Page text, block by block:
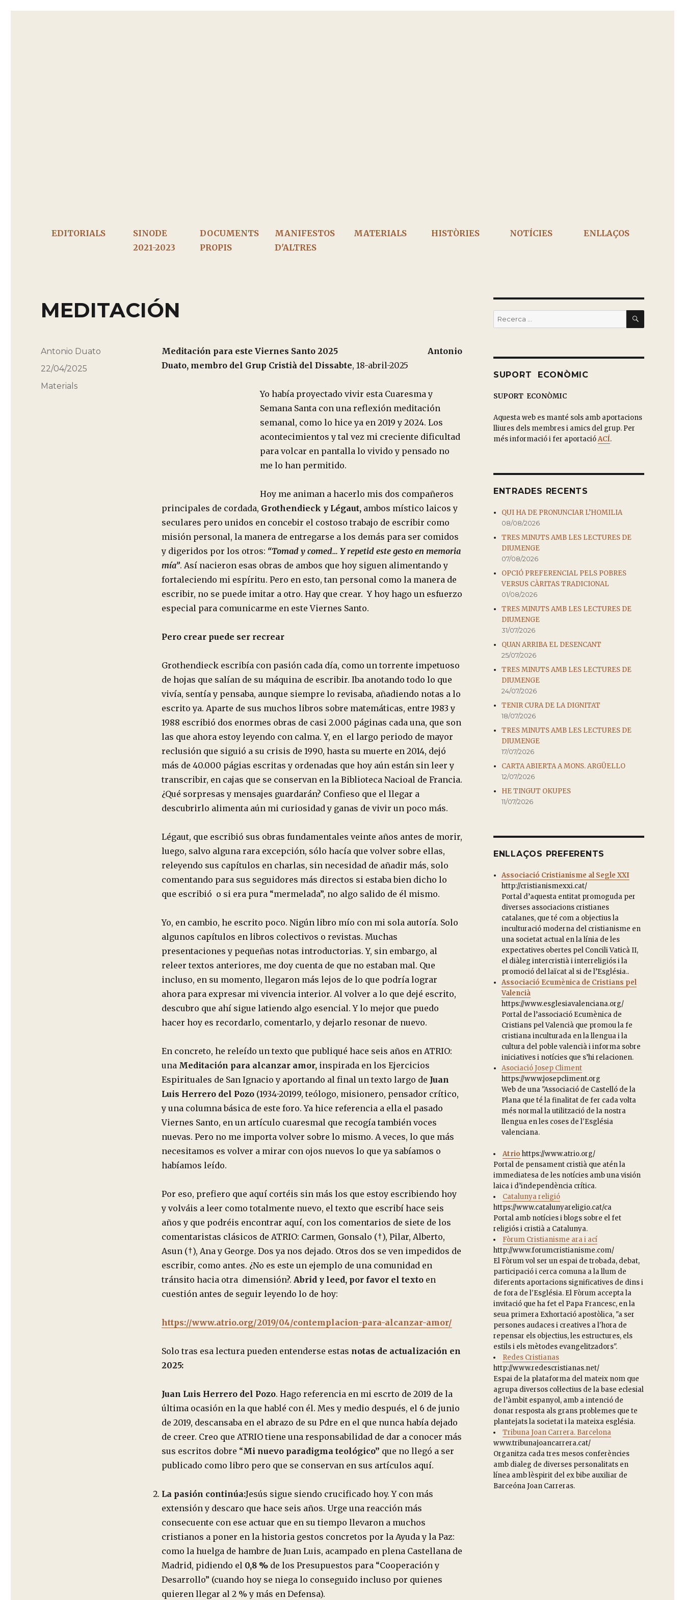
EDITORIALS
SINODE
2021-2023
DOCUMENTS
PROPIS
MANIFESTOS
D'ALTRES
MATERIALS HISTÒRIES NOTÍCIES ENLLAÇOS
MEDITACIÓN
Meditación para este Viernes Santo 2025 Antonio
Duato, membro del Grup Cristià del Dissabte, 18-abril-2025
Yo había proyectado vivir esta Cuaresma y
Semana Santa con una reflexión meditación
semanal, como lo hice ya en 2019 y 2024. Los
acontecimientos y tal vez mi creciente dificultad
para volcar en pantalla lo vivido y pensado no
me lo han permitido.
Hoy me animan a hacerlo mis dos compañeros
principales de cordada, Grothendieck y Légaut,ambos místico laicos y
seculares pero unidos en concebir el costoso trabajo de escribir como
misión personal, la manera de entregarse a los demás para ser comidos
y digeridos por los otros: “Tomad y comed… Y repetid este gesto en memoria
mía”. Así nacieron esas obras de ambos que hoy siguen alimentando y
fortaleciendo mi espíritu. Pero en esto, tan personal como la manera de
escribir, no se puede imitar a otro. Hay que crear. Y hoy hago un esfuerzo
especial para comunicarme en este Viernes Santo.
Pero crear puede ser recrear
Grothendieck escribía con pasión cada día, como un torrente impetuoso
de hojas que salían de su máquina de escribir. Iba anotando todo lo que
vivía, sentía y pensaba, aunque siempre lo revisaba, añadiendo notas a lo
escrito ya. Aparte de sus muchos libros sobre matemáticas, entre 1983 y
1988 escribió dos enormes obras de casi 2.000 páginas cada una, que son
las que ahora estoy leyendo con calma. Y, en el largo periodo de mayor
reclusión que siguió a su crisis de 1990, hasta su muerte en 2014, dejó
más de 40.000 págias escritas y ordenadas que hoy aún están sin leer y
transcribir, en cajas que se conservan en la Biblioteca Nacioal de Francia.
¿Qué sorpresas y mensajes guardarán? Confieso que el llegar a
descubrirlo alimenta aún mi curiosidad y ganas de vivir un poco más.
Légaut, que escribió sus obras fundamentales veinte años antes de morir,
luego, salvo alguna rara excepción, sólo hacía que volver sobre ellas,
releyendo sus capítulos en charlas, sin necesidad de añadir más, solo
comentando para sus seguidores más directos si estaba bien dicho lo
que escribió o si era pura “mermelada”, no algo salido de él mismo.
Yo, en cambio, he escrito poco. Nigún libro mío con mi sola autoría. Solo
algunos capítulos en libros colectivos o revistas. Muchas
presentaciones y pequeñas notas introductorias. Y, sin embargo, al
releer textos anteriores, me doy cuenta de que no estaban mal. Que
incluso, en su momento, llegaron más lejos de lo que podría lograr
ahora para expresar mi vivencia interior. Al volver a lo que dejé escrito,
descubro que ahí sigue latiendo algo esencial. Y lo mejor que puedo
hacer hoy es recordarlo, comentarlo, y dejarlo resonar de nuevo.
En concreto, he releído un texto que publiqué hace seis años en ATRIO:
una Meditación para alcanzar amor,inspirada en los Ejercicios
Espirituales de San Ignacio y aportando al final un texto largo de Juan
Luis Herrero del Pozo(1934-20199, teólogo, misionero, pensador crítico,
y una columna básica de este foro. Ya hice referencia a ella el pasado
Viernes Santo, en un artículo cuaresmal que recogía también voces
nuevas. Pero no me importa volver sobre lo mismo. A veces, lo que más
necesitamos es volver a mirar con ojos nuevos lo que ya sabíamos o
habíamos leído.
Por eso, prefiero que aquí cortéis sin más los que estoy escribiendo hoy
y volváis a leer como totalmente nuevo, el texto que escribí hace seis
años y que podréis encontrar aquí, con los comentarios de siete de los
comentaristas clásicos de ATRIO: Carmen, Gonsalo (†), Pilar, Alberto,
Asun (†), Ana y George. Dos ya nos dejado. Otros dos se ven impedidos de
escribir, como antes. ¿No es este un ejemplo de una comunidad en
tránsito hacia otra dimensión?. Abrid y leed, por favor el textoen
cuestión antes de seguir leyendo lo de hoy:
https://www.atrio.org/2019/04/contemplacion-para-alcanzar-amor/
Solo tras esa lectura pueden entenderse estas notas de actualización en
2025:
Juan Luis Herrero del Pozo. Hago referencia en mi escrto de 2019 de la
última ocasión en la que hablé con él. Mes y medio después, el 6 de junio
de 2019, descansaba en el abrazo de su Pdre en el que nunca había dejado
de creer. Creo que ATRIO tiene una responsabilidad de dar a conocer más
sus escritos dobre “Mi nuevo paradigma teológico” que no llegó a ser
publicado como libro pero que se conservan en sus artículos aquí.
La pasión continúa:Jesús sigue siendo crucificado hoy. Y con más
extensión y descaro que hace seis años. Urge una reacción más
consecuente con ese actuar que en su tiempo llevaron a muchos
cristianos a poner en la historia gestos concretos por la Ayuda y la Paz:
como la huelga de hambre de Juan Luis, acampado en plena Castellana de
Madrid, pidiendo el0,8 %de los Presupuestos para “Cooperación y
Desarrollo” (cuando hoy se niega lo conseguido incluso por quienes
quieren llegar al 2 % y más en Defensa).
Autor
Antonio Duato
Publicado
el
22/04/2025
Categorías
Materials
Buscar
por:
BUSCAR
SUPORT ECONÒMIC
SUPORT ECONÒMIC
Aquesta web es manté sols amb aportacions
lliures dels membres i amics del grup. Per
més informació i fer aportacióACÍ.
ENTRADES RECENTS
QUI HA DE PRONUNCIAR L’HOMILIA
08/08/2026
TRES MINUTS AMB LES LECTURES DE
DIUMENGE
07/08/2026
OPCIÓ PREFERENCIAL PELS POBRES
VERSUS CÀRITAS TRADICIONAL
01/08/2026
TRES MINUTS AMB LES LECTURES DE
DIUMENGE
31/07/2026
QUAN ARRIBA EL DESENCANT
25/07/2026
TRES MINUTS AMB LES LECTURES DE
DIUMENGE
24/07/2026
TENIR CURA DE LA DIGNITAT
18/07/2026
TRES MINUTS AMB LES LECTURES DE
DIUMENGE
17/07/2026
CARTA ABIERTA A MONS. ARGÜELLO
12/07/2026
HE TINGUT OKUPES
11/07/2026
ENLLAÇOS PREFERENTS
Associació Cristianisme al Segle XXI
http://cristianismexxi.cat/
Portal d’aquesta entitat promoguda per
diverses associacions cristianes
catalanes, que té com a objectius la
inculturació moderna del cristianisme en
una societat actual en la línia de les
expectatives obertes pel Concili Vaticà II,
el diàleg intercristià i interreligiós i la
promoció del laïcat al si de l’Església..
Associació Ecumènica de Cristians pel
Valencià
https://www.esglesiavalenciana.org/
Portal de l’associació Ecumènica de
Cristians pel Valencià que promou la fe
cristiana inculturada en la llengua i la
cultura del poble valencià i informa sobre
iniciatives i notícies que s’hi relacionen.
Asociació Josep Climent
https://www.josepcliment.org
Web de una "Associació de Castelló de la
Plana que té la finalitat de fer cada volta
més normal la utilització de la nostra
llengua en les coses de l'Església
valenciana.
Atrio https://www.atrio.org/
Portal de pensament cristià que atén la
immediatesa de les notícies amb una visión
laica i d’independència crítica.
Catalunya religió
https://www.catalunyareligio.cat/ca
Portal amb notícies i blogs sobre el fet
religiós i cristià a Catalunya.
Fòrum Cristianisme ara i ací
http://www.forumcristianisme.com/
El Fòrum vol ser un espai de trobada, debat,
participació i cerca comuna a la llum de
diferents aportacions significatives de dins i
de fora de l'Església. El Fòrum accepta la
invitació que ha fet el Papa Francesc, en la
seua primera Exhortació apostòlica, "a ser
persones audaces i creatives a l'hora de
repensar els objectius, les estructures, els
estils i els mètodes evangelitzadors".
Redes Cristianas
http://www.redescristianas.net/
Espai de la plataforma del mateix nom que
agrupa diversos col·lectius de la base eclesial
de l’àmbit espanyol, amb a intenció de
donar resposta als grans problemes que te
plantejats la societat i la mateixa església.
Tribuna Joan Carrera. Barcelona
www.tribunajoancarrera.cat/
Organitza cada tres mesos conferències
amb dialeg de diverses personalitats en
línea amb lèspirit del ex bibe auxiliar de
Barceóna Joan Carreras.